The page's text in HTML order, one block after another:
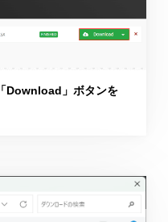
「Download」ボタンを